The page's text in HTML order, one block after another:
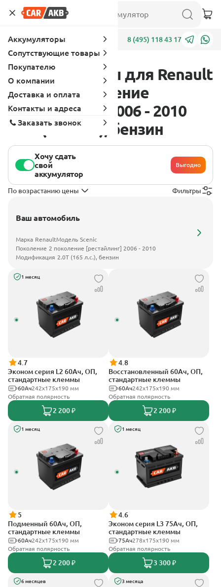
Адреса 8 (495) 118 43 17
Аккумуляторы для Renault
Scenic 2 поколение
[рестайлинг] 2006 - 2010
2.0T (165 л.с.), бензин
Хочу сдать
свой
аккумулятор
Выгодно
По возрастанию цены Фильтры
Ваш автомобиль
Марка RenaultМодель Scenic
Поколение 2 поколение [рестайлинг] 2006 - 2010
Модификация 2.0T (165 л.с.), бензин
1 месяц
4.7
Эконом серия L2 60Ач, ОП,
стандартные клеммы
242х175х190 мм
60Ач
Обратная полярность
2 200 ₽
4.8
Восстановленный 60Ач, ОП,
стандартные клеммы
242х175х190 мм
60Ач
Обратная полярность
2 200 ₽
1 месяц
5
Подменный 60Ач, ОП,
стандартные клеммы
242х175х190 мм
60Ач
Обратная полярность
2 200 ₽
1 месяц
4.6
Эконом серия L3 75Ач, ОП,
стандартные клеммы
278х175х190 мм
75Ач
Обратная полярность
3 300 ₽
6 месяцев 3 месяца
Аккумуляторы
Сопутствующие товары
Покупателю
О компании
Доставка и оплата
Контакты и адреса
Заказать звонок